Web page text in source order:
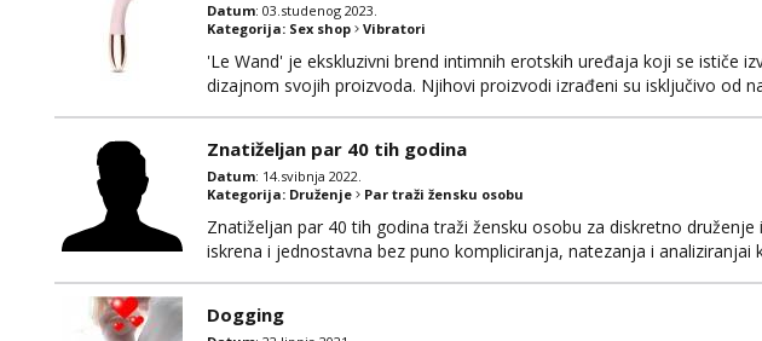
Datum: 03.studenog 2023.
Kategorija: Sex shop Vibratori
'Le Wand' je ekskluzivni brend intimnih erotskih uređaja koji se ističe
dizajnom svojih proizvoda. Njihovi proizvodi izrađeni su isključivo od
Znatiželjan par 40 tih godina
Datum: 14.svibnja 2022.
Kategorija: Druženje Par traži žensku osobu
Znatiželjan par 40 tih godina traži žensku osobu za diskretno
iskrena i jednostavna bez puno kompliciranja, natezanja i analiziranjai
Dogging